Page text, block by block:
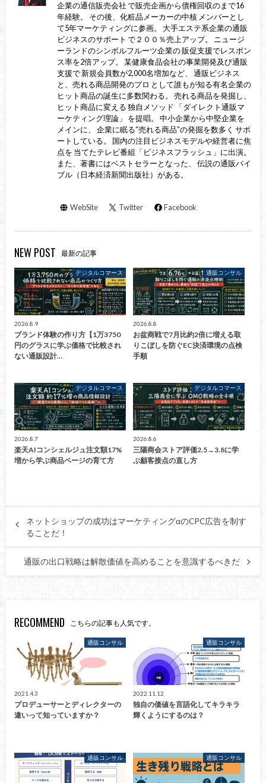
企業の通信販売会社 で販売企画から債権回収のまで16
年経験。 その後、化粧品メーカーの中核 メンバーとし
て5年マーケティングに参画。 大手エステ系企業の通販
ビジネスのサポート で２００％売上アップ。 ニュージ
ーランドのシンボルフルーツ企業の 販促支援でレスポン
ス率を2倍アップ。 某健康食品会社の事業開発及び通販
支援で 新規会員数が2,000名増加など、 通販ビジネス
と、売れる商品開発のプロ として誰もが知る有名企業の
ヒット商品の誕生に多数関わる。 売れる商品を発掘し、
ヒット商品に変える 独自メソッド 「ダイレクト通販マ
ーケティング理論」 を提唱。 中小企業から中堅企業を
メインに、 企業に眠る“売れる商品”の発掘を数多く サポ
ートしている。 国内の注目ビジネスモデルや経営者に焦
点を 当てたテレビ番組「ビジネスフラッシュ」に出演。
また、著書にはベストセラーとなった、 伝説の通販バイ
ブル（日本経済新聞出版社）がある。
WebSite Twitter Facebook
NEW POST 最新の記事
デジタルコマース
2026.8.9
ブランド体験の作り方【1万3750
円のグラスに学ぶ価格で比較され
ない通販設計…
通販コンサル
2026.8.8
お盆商戦で7月比約2倍に増える取
りこぼしを防ぐEC決済環境の点検
手順
デジタルコマース
2026.8.7
楽天AIコンシェルジュ注文額17%
増から学ぶ商品ページの育て方
デジタルコマース
2026.8.6
三陽商会ストア評価2.5→3.8に学
ぶ顧客接点の直し方
ネットショップの成功はマーケティングαのCPC広告を制す
ることだ！
通販の出口戦略は解散価値を高めることを意識するべきだ
RECOMMEND こちらの記事も人気です。
通販コンサル
2021.4.3
プロデューサーとディレクターの
違いって知っていますか？
通販コンサル
2022.11.12
独自の価値を言語化してキラキラ
輝くようにするのは？
通販コンサル 通販コンサル